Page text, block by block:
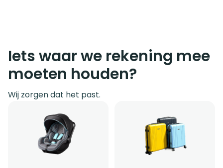
Iets waar we rekening mee
moeten houden?
Wij zorgen dat het past.